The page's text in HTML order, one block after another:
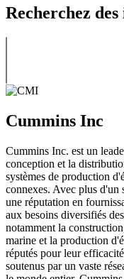
Recherchez
Cummins Inc
Cummins Inc. est un
conception et la
systèmes de production
connexes. Avec plus d'un
une réputation en
aux besoins diversifiés
notamment la
marine et la production
réputés pour leur
soutenus par un vaste